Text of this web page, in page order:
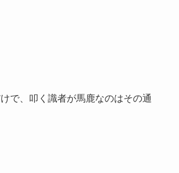
で、叩く識者が馬鹿なのはその通